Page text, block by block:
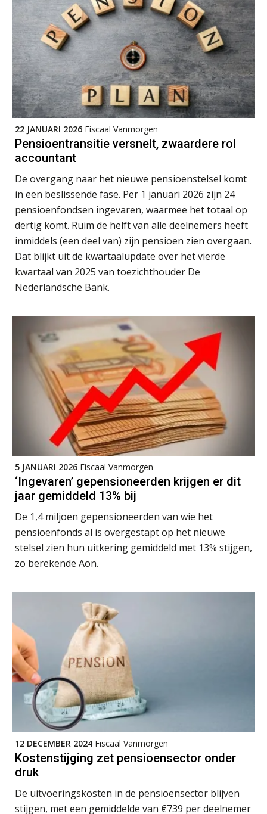
22 JANUARI 2026 Fiscaal Vanmorgen
Pensioentransitie versnelt, zwaardere rol
accountant
De overgang naar het nieuwe pensioenstelsel komt
in een beslissende fase. Per 1 januari 2026 zijn 24
pensioenfondsen ingevaren, waarmee het totaal op
dertig komt. Ruim de helft van alle deelnemers heeft
inmiddels (een deel van) zijn pensioen zien overgaan.
Dat blijkt uit de kwartaalupdate over het vierde
kwartaal van 2025 van toezichthouder De
Nederlandsche Bank.
5 JANUARI 2026 Fiscaal Vanmorgen
‘Ingevaren’ gepensioneerden krijgen er dit
jaar gemiddeld 13% bij
De 1,4 miljoen gepensioneerden van wie het
pensioenfonds al is overgestapt op het nieuwe
stelsel zien hun uitkering gemiddeld met 13% stijgen,
zo berekende Aon.
12 DECEMBER 2024 Fiscaal Vanmorgen
Kostenstijging zet pensioensector onder
druk
De uitvoeringskosten in de pensioensector blijven
stijgen, met een gemiddelde van €739 per deelnemer
Bart Koreman
Bram Lemmens
Rakesh Ghirah
Rohalt Janssens
Kirsten Kievit
Barry Willemsen
Roger van de Berg
Martijn Bedaux